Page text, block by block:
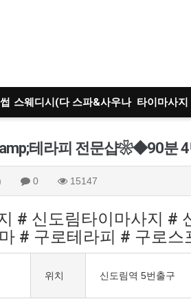
스웨디시(다 스파&사우나 타이마사지
테라피 전문샵❀◆90
0 15147
# 신도림타이마사지 #
# 구로테라피 # 구로스
위치 신도림역 5번출구